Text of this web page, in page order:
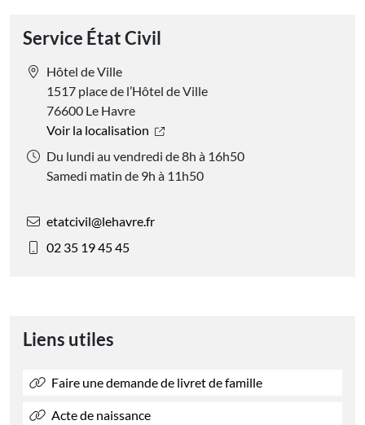
Service État Civil
Hôtel de Ville
1517 place de l’Hôtel de Ville
76600 Le Havre
Voir la localisation
Du lundi au vendredi de 8h à 16h50
Samedi matin de 9h à 11h50
etatcivil@lehavre.fr
02 35 19 45 45
Liens utiles
Faire une demande de livret de famille
Acte de naissance